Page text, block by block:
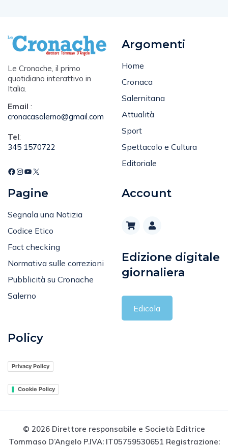
Le Cronache, il primo
quotidiano interattivo in
Italia.
Email :
cronacasalerno@gmail.com
Tel:
345 1570722
Argomenti
Home
Cronaca
Salernitana
Attualità
Sport
Spettacolo e Cultura
Editoriale
Pagine
Segnala una Notizia
Codice Etico
Fact checking
Normativa sulle correzioni
Pubblicità su Cronache
Salerno
Account
Edizione digitale
giornaliera
Edicola
Policy
Privacy Policy
Cookie Policy
© 2026 Direttore responsabile e Società Editrice
Tommaso D’Angelo P.IVA: IT05759530651 Registrazione: